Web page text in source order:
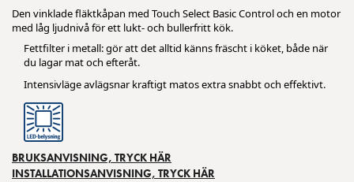
Den vinklade fläktkåpan med Touch Select Basic Control och en motor
med låg ljudnivå för ett lukt- och bullerfritt kök.
Fettfilter i metall: gör att det alltid känns fräscht i köket, både när
du lagar mat och efteråt.
Intensivläge avlägsnar kraftigt matos extra snabbt och effektivt.
BRUKSANVISNING, TRYCK HÄR
INSTALLATIONSANVISNING, TRYCK HÄR